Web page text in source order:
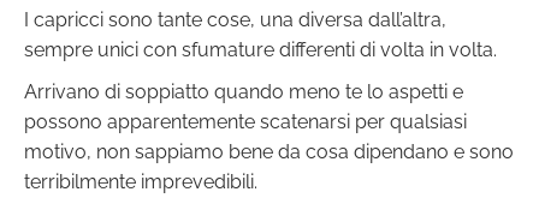
I capricci sono tante cose, una diversa dall’altra,
sempre unici con sfumature differenti di volta in volta.
Arrivano di soppiatto quando meno te lo aspetti e
possono apparentemente scatenarsi per qualsiasi
motivo, non sappiamo bene da cosa dipendano e sono
terribilmente imprevedibili.